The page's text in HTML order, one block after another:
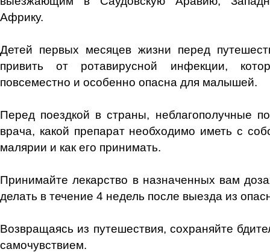
Африку.
Детей первых месяцев жизни перед
привить от ротавирусной инфекции,
повсеместно и особенно опасна для малышей.
Перед поездкой в страны, неблагополучные
врача, какой препарат необходимо иметь с
малярии и как его принимать.
Принимайте лекарство в назначенных вам
делать в течение 4 недель после выезда из
Возвращаясь из путешествия, сохраняйте
самочувствием.